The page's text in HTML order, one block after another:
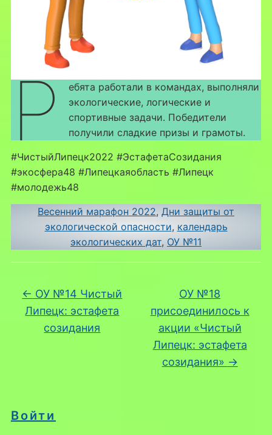
Войти
Р
ебята работали в командах, выполняли
экологические, логические и
спортивные задачи. Победители
получили сладкие призы и грамоты.
#ЧистыйЛипецк2022 #ЭстафетаСозидания
#экосфера48 #Липецкаяобласть #Липецк
#молодежь48
Весенний марафон 2022, Дни защиты от
экологической опасности, календарь
экологических дат, ОУ №11
← ОУ №14 Чистый
Липецк: эстафета
созидания
ОУ №18
присоединилось к
акции «Чистый
Липецк: эстафета
созидания» →